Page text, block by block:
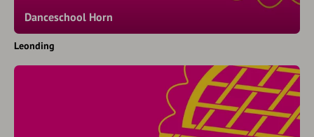
Danceschool Horn
Leonding